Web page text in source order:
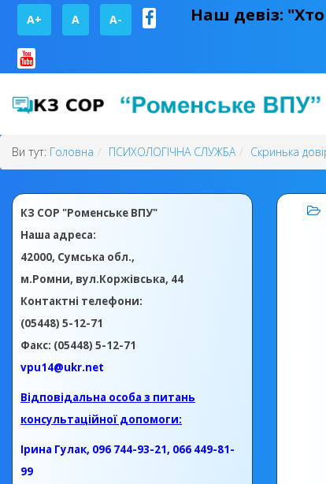
A+ А A- Наш девіз:
Ви тут: Головна ПСИХОЛОГІЧНА СЛУЖБА Скринька
КЗ СОР "Роменське ВПУ"
Наша адреса:
42000, Сумська обл.,
м.Ромни, вул.Коржівська, 44
Контактні телефони:
(05448) 5-12-71
Факс: (05448) 5-12-71
vpu14@ukr.net
Відповідальна особа з питань
консультаційної допомоги:
Ірина Гулак, 096 744-93-21, 066 449-81-
99